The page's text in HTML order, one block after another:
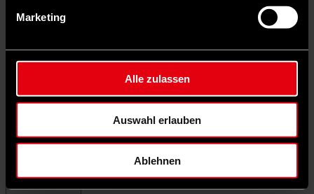
Marketing
Alle zulassen
Auswahl erlauben
Ablehnen